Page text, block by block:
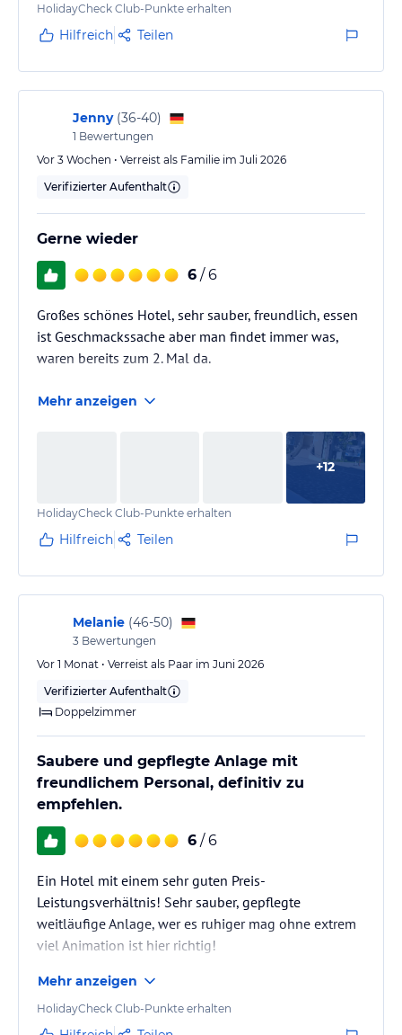
Das Hotel wird überwiegend von Gästen über 50
Jahren besucht, was die Atmosphäre entsprechend
HolidayCheck Club-Punkte erhalten
Hilfreich Teilen
Jenny (36-40)
1 Bewertungen
Vor 3 Wochen • Verreist als Familie im Juli 2026
Verifizierter Aufenthalt
Gerne wieder
6 / 6
Großes schönes Hotel, sehr sauber, freundlich, essen
ist Geschmackssache aber man findet immer was,
waren bereits zum 2. Mal da.
Mehr anzeigen
+12
HolidayCheck Club-Punkte erhalten
Hilfreich Teilen
Melanie (46-50)
3 Bewertungen
Vor 1 Monat • Verreist als Paar im Juni 2026
Verifizierter Aufenthalt
Doppelzimmer
Saubere und gepflegte Anlage mit
freundlichem Personal, definitiv zu
empfehlen.
6 / 6
Ein Hotel mit einem sehr guten Preis-
Leistungsverhältnis! Sehr sauber, gepflegte
weitläufige Anlage, wer es ruhiger mag ohne extrem
viel Animation ist hier richtig!
Mehr anzeigen
HolidayCheck Club-Punkte erhalten